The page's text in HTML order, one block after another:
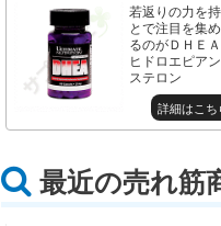
若返りの力を
とで注目を集
るのがＤＨＥ
ヒドロエピア
ステロン
詳細はこ
最近の売れ筋